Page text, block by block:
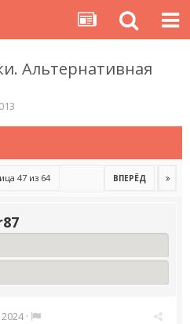
Альтернативная
ВПЕРЁД
47 из 64
·